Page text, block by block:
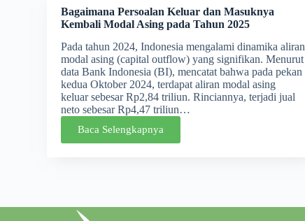
Bagaimana Persoalan Keluar dan Masuknya
Kembali Modal Asing pada Tahun 2025
Pada tahun 2024, Indonesia mengalami dinamika aliran
modal asing (capital outflow) yang signifikan. Menurut
data Bank Indonesia (BI), mencatat bahwa pada pekan
kedua Oktober 2024, terdapat aliran modal asing
keluar sebesar Rp2,84 triliun. Rinciannya, terjadi jual
neto sebesar Rp4,47 triliun…
Baca Selengkapnya